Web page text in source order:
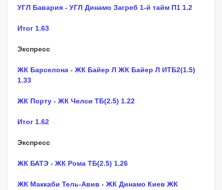
УГЛ Бавария - УГЛ Динамо Загреб 1-й тайм П1 1.2
Итог 1.63
Экспресс
ЖК Барселона - ЖК Байер Л ЖК Байер Л ИТБ2(1.5)
1.33
ЖК Порту - ЖК Челси ТБ(2.5) 1.22
Итог 1.62
Экспресс
ЖК БАТЭ - ЖК Рома ТБ(2.5) 1.26
ЖК Маккаби Тель-Авив - ЖК Динамо Киев ЖК